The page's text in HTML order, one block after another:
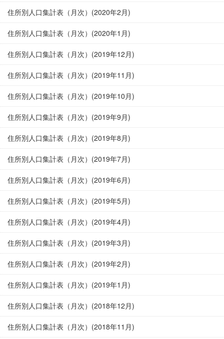
住所別人口集計表（月次）(2020年2月)
住所別人口集計表（月次）(2020年1月)
住所別人口集計表（月次）(2019年12月)
住所別人口集計表（月次）(2019年11月)
住所別人口集計表（月次）(2019年10月)
住所別人口集計表（月次）(2019年9月)
住所別人口集計表（月次）(2019年8月)
住所別人口集計表（月次）(2019年7月)
住所別人口集計表（月次）(2019年6月)
住所別人口集計表（月次）(2019年5月)
住所別人口集計表（月次）(2019年4月)
住所別人口集計表（月次）(2019年3月)
住所別人口集計表（月次）(2019年2月)
住所別人口集計表（月次）(2019年1月)
住所別人口集計表（月次）(2018年12月)
住所別人口集計表（月次）(2018年11月)